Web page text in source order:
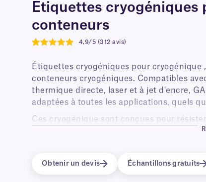
Étiquettes cryogéniques
conteneurs
4,9/5 (312 avis)
Étiquettes cryogéniques pour
conteneurs cryogéniques. Compatibles
thermique directe, laser et à jet d'encre,
adaptées à toutes les applications, quels
Ces cryogénique sont conçues pour
en phase vapeur d'azote liquide (-196 °C),
s'adaptent à toutes les surfaces et
Obtenir un devis Échantillons gratuits